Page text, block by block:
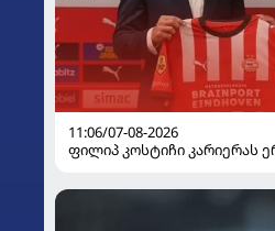
11:06/07-08-2026
ფილიპ კოსტიჩი კარიერას